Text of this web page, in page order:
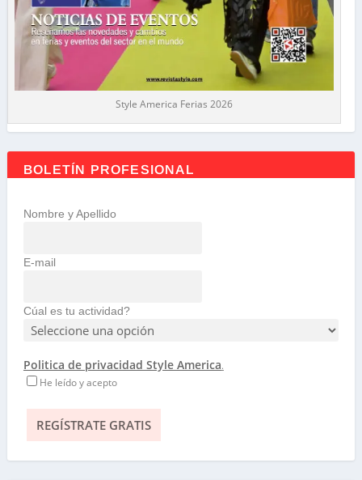
Style America Ferias 2026
BOLETÍN PROFESIONAL
Nombre y Apellido
E-mail
Cúal es tu actividad?
Politica de privacidad Style America.
He leído y acepto